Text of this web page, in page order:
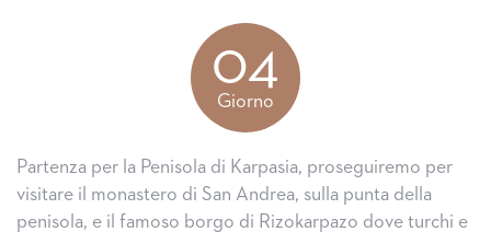
04
Giorno
Partenza per la Penisola di Karpasia, proseguiremo per
visitare il monastero di San Andrea, sulla punta della
penisola, e il famoso borgo di Rizokarpazo dove turchi e